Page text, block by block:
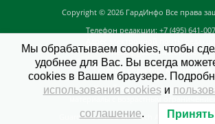
Copyright © 2026 ГардИнфо Все права
Телефон редакции: +7 (495) 641-
news@guardinfo.online
Главный редактор: Кузьмин Д.А.
На сайте могут быть размещены
материалы с возрастным
GuardInfo based on Catch Adaptive by
Мы обрабатываем cookies, чтобы
удобнее для Вас. Вы всегда
cookies в Вашем браузере.
использования cookiesи
соглашение. Принять